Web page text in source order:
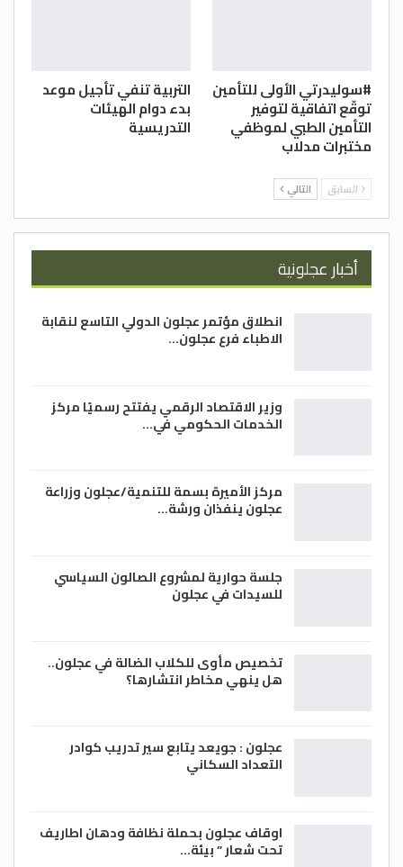
#سوليدرتي الأولى للتأمين
توقّع اتفاقية لتوفير
التأمين الطبي لموظفي
مختبرات مدلاب
التربية تنفي تأجيل موعد
بدء دوام الهيئات
التدريسية
السابق التالي
أخبار عجلونية
انطلاق مؤتمر عجلون الدولي التاسع لنقابة
الاطباء فرع عجلون…
وزير الاقتصاد الرقمي يفتتح رسميًا مركز
الخدمات الحكومي في…
مركز الأميرة بسمة للتنمية/عجلون وزراعة
عجلون ينفذان ورشة…
جلسة حوارية لمشروع الصالون السياسي
للسيدات في عجلون
تخصيص مأوى للكلاب الضالة في عجلون..
هل ينهي مخاطر انتشارها؟
عجلون : جويعد يتابع سير تدريب كوادر
التعداد السكاني
اوقاف عجلون بحملة نظافة ودهان اطاريف
تحت شعار ” بيئة…